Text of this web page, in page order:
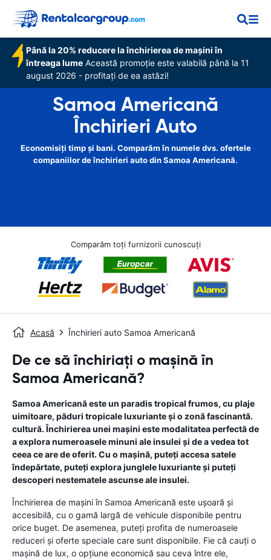
Până la 20% reducere la închirierea de mașini în
întreaga lume Această promoție este valabilă până la 11
august 2026 - profitați de ea astăzi!
Samoa Americană
Închirieri Auto
Economisiți timp și bani. Comparăm în numele dvs. ofertele
companiilor de închirieri auto din Samoa Americană.
Comparăm toți furnizorii cunoscuți
Acasă Închirieri auto Samoa Americană
De ce să închiriați o mașină în
Samoa Americană?
Samoa Americană este un paradis tropical frumos, cu plaje
uimitoare, păduri tropicale luxuriante și o zonă fascinantă.
cultură. Închirierea unei mașini este modalitatea perfectă de
a explora numeroasele minuni ale insulei și de a vedea tot
ceea ce are de oferit. Cu o mașină, puteți accesa satele
îndepărtate, puteți explora junglele luxuriante și puteți
descoperi nestematele ascunse ale insulei.
Închirierea de mașini în Samoa Americană este ușoară și
accesibilă, cu o gamă largă de vehicule disponibile pentru
orice buget. De asemenea, puteți profita de numeroasele
reduceri și oferte speciale care sunt disponibile. Fie că cauți o
mașină de lux, o opțiune economică sau ceva între ele,